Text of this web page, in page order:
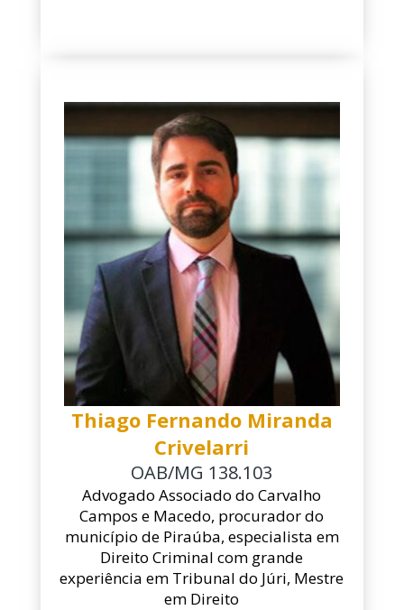
Thiago Fernando Miranda
Crivelarri
OAB/MG 138.103
Advogado Associado do Carvalho
Campos e Macedo, procurador do
município de Piraúba, especialista em
Direito Criminal com grande
experiência em Tribunal do Júri, Mestre
em Direito